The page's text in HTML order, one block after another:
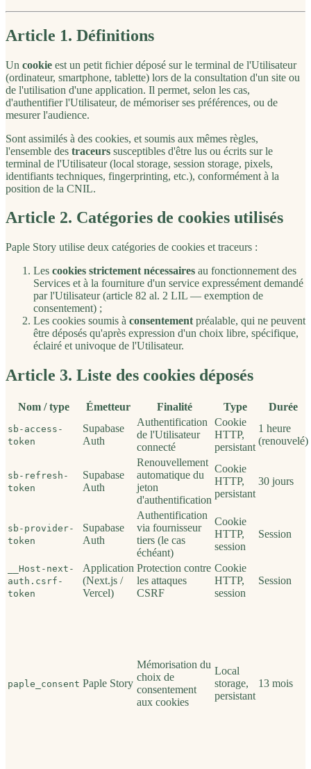
Article 1. Définitions
Un cookie est un petit fichier déposé sur le terminal de l'Utilisateur
(ordinateur, smartphone, tablette) lors de la consultation d'un site ou
de l'utilisation d'une application. Il permet, selon les cas,
d'authentifier l'Utilisateur, de mémoriser ses préférences, ou de
mesurer l'audience.
Sont assimilés à des cookies, et soumis aux mêmes règles,
l'ensemble des traceurs susceptibles d'être lus ou écrits sur le
terminal de l'Utilisateur (local storage, session storage, pixels,
identifiants techniques, fingerprinting, etc.), conformément à la
position de la CNIL.
Article 2. Catégories de cookies utilisés
Paple Story utilise deux catégories de cookies et traceurs :
Les cookies strictement nécessaires au fonctionnement des
Services et à la fourniture d'un service expressément demandé
par l'Utilisateur (article 82 al. 2 LIL — exemption de
consentement) ;
Les cookies soumis à consentement préalable, qui ne peuvent
être déposés qu'après expression d'un choix libre, spécifique,
éclairé et univoque de l'Utilisateur.
Article 3. Liste des cookies déposés
Nom / type Émetteur Finalité Type Durée
sb-access-
token
Supabase
Auth
Authentification
de l'Utilisateur
connecté
Cookie
HTTP,
persistant
1 heure
(renouvelé)
sb-refresh-
token
Supabase
Auth
Renouvellement
automatique du
jeton
d'authentification
Cookie
HTTP,
persistant
30 jours
sb-provider-
token
Supabase
Auth
Authentification
via fournisseur
tiers (le cas
échéant)
Cookie
HTTP,
session
Session
__Host-next-
auth.csrf-
token
Application
(Next.js /
Vercel)
Protection contre
les attaques
CSRF
Cookie
HTTP,
session
Session
paple_consent Paple Story
Mémorisation du
choix de
consentement
aux cookies
Local
storage,
persistant
13 mois